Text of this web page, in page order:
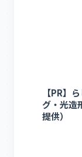
【PR】
グ・光造
提供）